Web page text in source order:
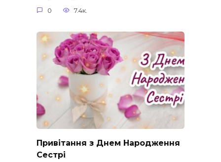
0 7.4к.
Привітання з Днем Народження
Сестрі